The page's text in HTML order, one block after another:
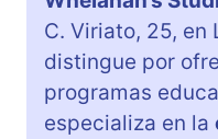
C. Viriato, 25, en
distingue por
programas
especializa en la